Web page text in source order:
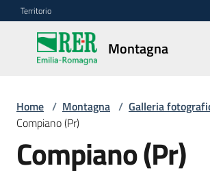
Vai al contenuto
Vai alla navigazione
Vai al footer
Territorio
Montagna
Montagna
Vivere
lavorare
Home / Montagna / Galleria
Compiano (Pr)
Compiano (Pr)